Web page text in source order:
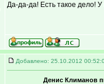
Да-да-да! Есть такое дело!
Добавлено: 25.10.2012
Денис Климанов